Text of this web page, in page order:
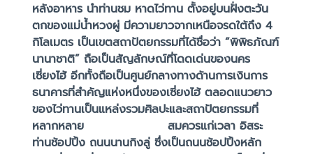
หลังอาหาร นำท่านชม หาดไว่ทาน ตั้งอยู่บนฝั่งตะวัน
ตกของแม่น้ำหวงผู่ มีความยาวจากเหนือจรดใต้ถึง 4
กิโลเมตร เป็นเขตสถาปัตยกรรมที่ได้ชื่อว่า “พิพิธภัณฑ์
นานาชาติ” ถือเป็นสัญลักษณ์ที่โดดเด่นของนคร
เซี่ยงไฮ้ อีกทั้งถือเป็นศูนย์กลางทางด้านการเงินการ
ธนาคารที่สำคัญแห่งหนึ่งของเซี่ยงไฮ้ ตลอดแนวยาว
ของไว่ทานเป็นแหล่งรวมศิลปะและสถาปัตยกรรมที่
หลากหลาย สมควรแก่เวลา อิสระ
ท่านช้อปปิ้ง ถนนนานกิงลู่ ซึ่งเป็นถนนช้อปปิ้งหลัก